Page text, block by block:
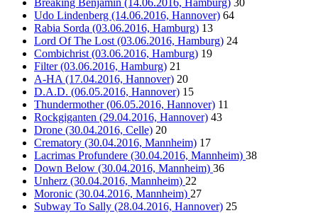
Udo Lindenberg (14.06.2016, Hannover) 64
Rabia Sorda (03.06.2016, Hamburg) 13
Lord Of The Lost (03.06.2016, Hamburg) 24
Combichrist (03.06.2016, Hamburg) 19
Filter (03.06.2016, Hamburg) 21
A-HA (17.04.2016, Hannover) 20
D.A.D. (06.05.2016, Hannover) 15
Thundermother (06.05.2016, Hannover) 11
Rockgiganten (29.04.2016, Hannover) 43
Drone (30.04.2016, Celle) 20
Crematory (30.04.2016, Mannheim) 17
Lacrimas Profundere (30.04.2016, Mannheim) 38
Down Below (30.04.2016, Mannheim) 36
Unherz (30.04.2016, Mannheim) 22
Moronic (30.04.2016, Mannheim) 27
Subway To Sally (28.04.2016, Hannover) 25